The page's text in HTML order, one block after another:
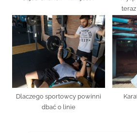
Dlaczego sportowcy powinni
dbać o linie